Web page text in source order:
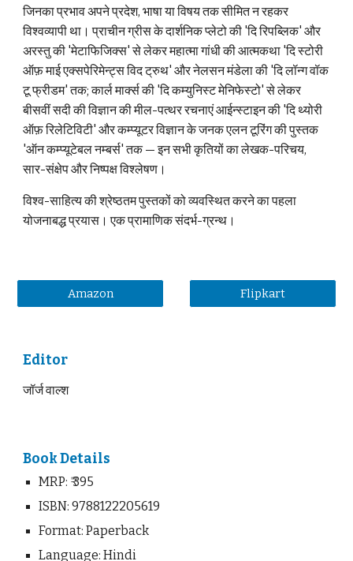
जिनका प्रभाव अपने प्रदेश, भाषा या विषय तक सीमित न रहकर
विश्वव्यापी था। प्राचीन ग्रीस के दार्शनिक प्लेटो की 'दि रिपब्लिक' और
अरस्तु की 'मेटाफिजिक्स' से लेकर महात्मा गांधी की आत्मकथा 'दि स्टोरी
ऑफ़ माई एक्सपेरिमेन्ट्स विद ट्रुथ' और नेलसन मंडेला की 'दि लॉन्ग वॉक
टू फ्रीडम' तक; कार्ल मार्क्स की 'दि कम्युनिस्ट मेनिफेस्टो' से लेकर
बीसवीं सदी की विज्ञान की मील-पत्थर रचनाएं आईन्स्टाइन की 'दि थ्योरी
ऑफ़ रिलेटिविटी' और कम्प्यूटर विज्ञान के जनक एलन टूरिंग की पुस्तक
'ऑन कम्प्यूटेबल नम्बर्स' तक — इन सभी कृतियों का लेखक-परिचय,
सार-संक्षेप और निष्पक्ष विश्लेषण।
विश्व-साहित्य की श्रेष्ठतम पुस्तकों को व्यवस्थित करने का पहला
योजनाबद्ध प्रयास। एक प्रामाणिक संदर्भ-ग्रन्थ।
Amazon Flipkart
Editor
जॉर्ज वाल्श
Book Details
MRP: ₹ 395
ISBN: 9788122205619
Format: Paperback
Language: Hindi